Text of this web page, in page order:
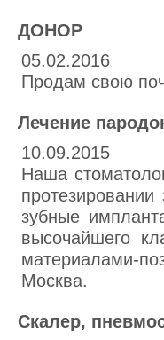
ДОНОР
05.02.2016
Продам свою
Лечение
10.09.2015
Наша
зубные
высочайшего
материалами-
Москва.
Скалер,